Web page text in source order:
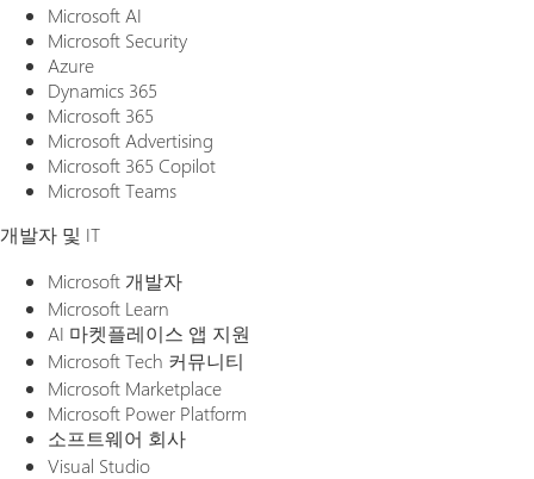
Microsoft AI
Microsoft Security
Azure
Dynamics 365
Microsoft 365
Microsoft Advertising
Microsoft 365 Copilot
Microsoft Teams
개발자 및 IT
Microsoft 개발자
Microsoft Learn
AI 마켓플레이스 앱 지원
Microsoft Tech 커뮤니티
Microsoft Marketplace
Microsoft Power Platform
소프트웨어 회사
Visual Studio